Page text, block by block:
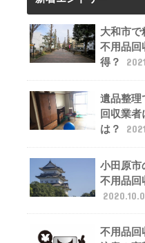
大和市で
不用品回
得？
遺品整理
回収業
は？
小田原市
不用品回
不用品回